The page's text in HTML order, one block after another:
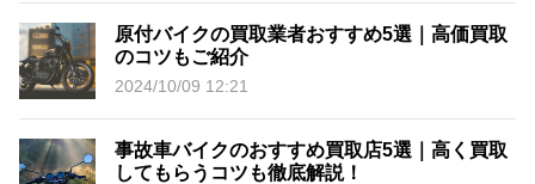
原付バイクの買取業者おすすめ5選｜高価買取
のコツもご紹介
2024/10/09 12:21
事故車バイクのおすすめ買取店5選｜高く買取
してもらうコツも徹底解説！